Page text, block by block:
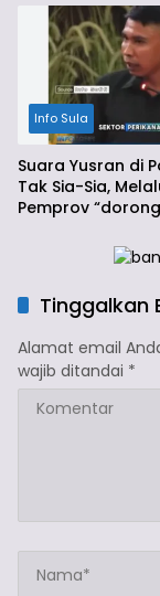
Info Sula
Suara Yusran di
Tak Sia-Sia,
Pemprov
Tinggalkan
Alamat email
wajib ditandai *